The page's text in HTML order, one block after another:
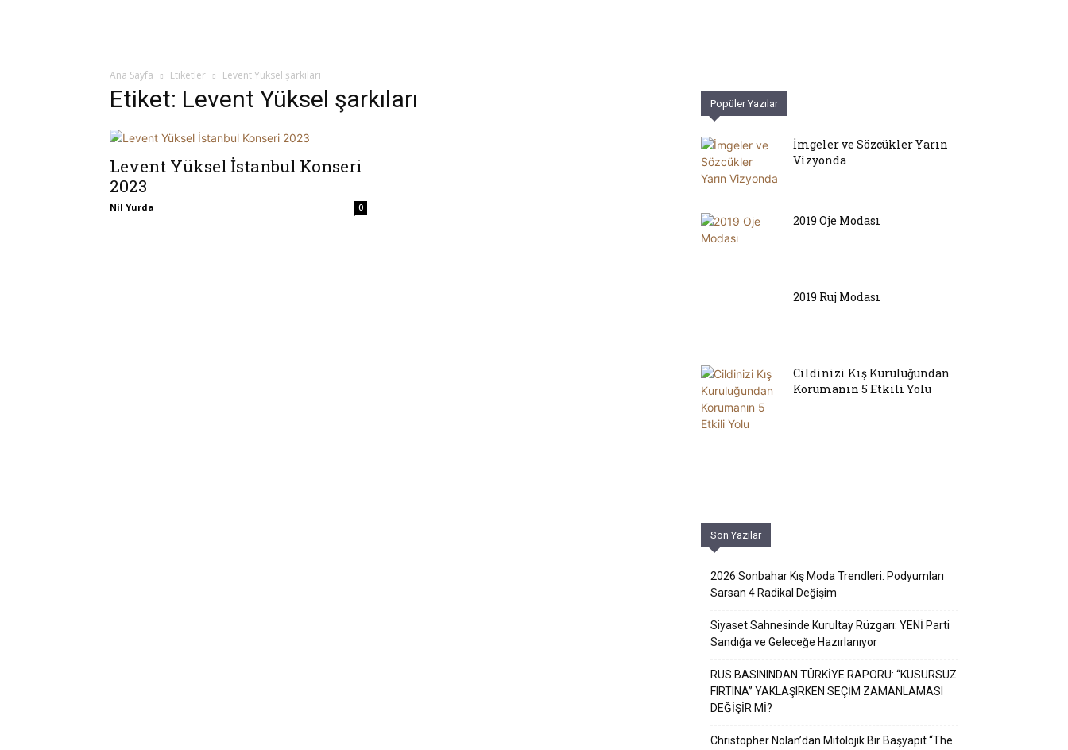
Ana Sayfa Etiketler Levent Yüksel şarkıları
Etiket: Levent Yüksel şarkıları
Levent Yüksel İstanbul Konseri
2023
Nil Yurda 0
Popüler Yazılar
İmgeler ve Sözcükler Yarın
Vizyonda
2019 Oje Modası
2019 Ruj Modası
Cildinizi Kış Kuruluğundan
Korumanın 5 Etkili Yolu
Son Yazılar
2026 Sonbahar Kış Moda Trendleri: Podyumları
Sarsan 4 Radikal Değişim
Siyaset Sahnesinde Kurultay Rüzgarı: YENİ Parti
Sandığa ve Geleceğe Hazırlanıyor
RUS BASININDAN TÜRKİYE RAPORU: “KUSURSUZ
FIRTINA” YAKLAŞIRKEN SEÇİM ZAMANLAMASI
DEĞİŞİR Mİ?
Christopher Nolan’dan Mitolojik Bir Başyapıt “The